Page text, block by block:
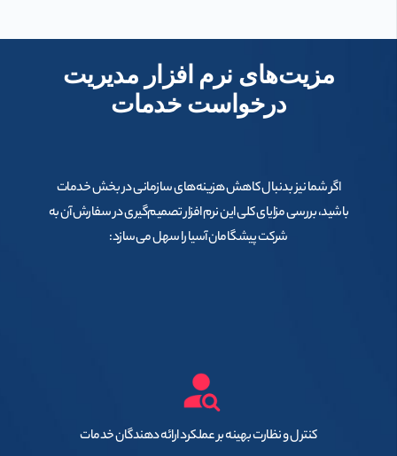
مزیت‌های نرم افزار مدیریت
درخواست خدمات
اگر شما نیز بدنبال کاهش هزینه‌های سازمانی در بخش خدمات
باشید، بررسی مزایای کلی این نرم افزار تصمیم‌گیری در سفارش آن به
شرکت پیشگامان آسیا را سهل می‌سازد:
کنترل و نظارت بهینه بر عملکرد ارائه دهندگان خدمات